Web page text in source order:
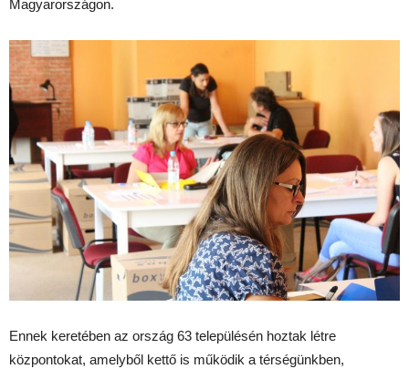
Magyarországon.
Ennek keretében az ország 63 településén hoztak létre
központokat, amelyből kettő is működik a térségünkben,